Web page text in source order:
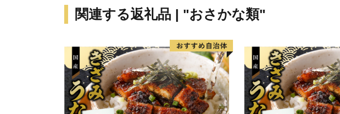
関連する返礼品 | "おさかな類"